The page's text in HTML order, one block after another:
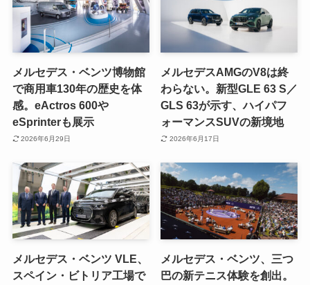
メルセデス・ベンツ博物館
で商用車130年の歴史を体
感。eActros 600や
eSprinterも展示
2026年6月29日
メルセデスAMGのV8は終
わらない。新型GLE 63 S／
GLS 63が示す、ハイパフ
ォーマンスSUVの新境地
2026年6月17日
メルセデス・ベンツ VLE、
スペイン・ビトリア工場で
メルセデス・ベンツ、三つ
巴の新テニス体験を創出。